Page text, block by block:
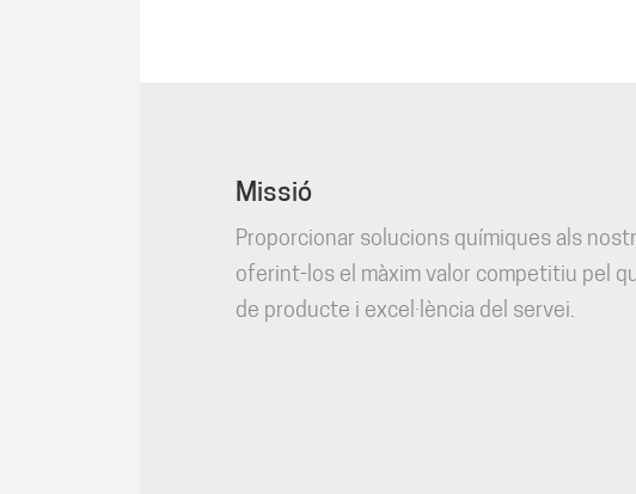
Missió
Proporcionar solucions químiques als
oferint-los el màxim valor competitiu pel
de producte i excel·lència del servei.